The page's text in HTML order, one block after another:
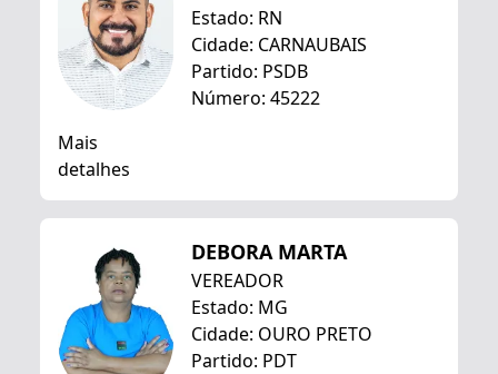
Estado: RN
Cidade: CARNAUBAIS
Partido: PSDB
Número: 45222
Mais
detalhes
DEBORA MARTA
VEREADOR
Estado: MG
Cidade: OURO PRETO
Partido: PDT